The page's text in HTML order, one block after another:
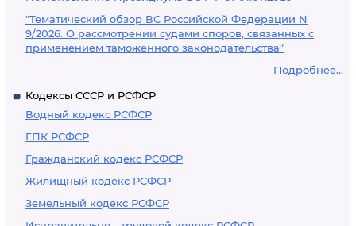
"Тематический обзор ВС Российской Федерации N
9/2026. О рассмотрении судами споров, связанных с
применением таможенного законодательства"
Подробнее...
Кодексы СССР и РСФСР
Водный кодекс РСФСР
ГПК РСФСР
Гражданский кодекс РСФСР
Жилищный кодекс РСФСР
Земельный кодекс РСФСР